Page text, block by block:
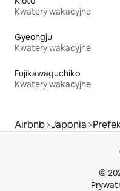
Kwatery wakacyjne
Gyeongju
Kwatery wakacyjne
Fujikawaguchiko
Kwatery wakacyjne
Airbnb Japonia
©